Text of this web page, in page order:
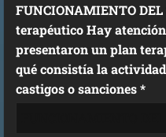
FUNCIONAMIENTO
terapéutico Hay
presentaron un plan
qué consistía la
castigos o sanciones *